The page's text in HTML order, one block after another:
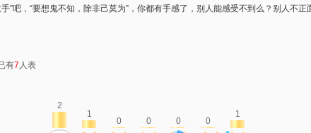
吧，“要想鬼不知，除非己莫为”，你都有手感了，别人能感受不到么？别人不正
有7 人表
2
1
0 0 0 0
1